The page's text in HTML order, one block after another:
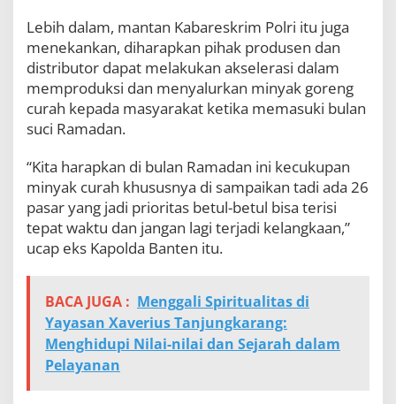
Lebih dalam, mantan Kabareskrim Polri itu juga
menekankan, diharapkan pihak produsen dan
distributor dapat melakukan akselerasi dalam
memproduksi dan menyalurkan minyak goreng
curah kepada masyarakat ketika memasuki bulan
suci Ramadan.
“Kita harapkan di bulan Ramadan ini kecukupan
minyak curah khususnya di sampaikan tadi ada 26
pasar yang jadi prioritas betul-betul bisa terisi
tepat waktu dan jangan lagi terjadi kelangkaan,”
ucap eks Kapolda Banten itu.
BACA JUGA : Menggali Spiritualitas di
Yayasan Xaverius Tanjungkarang:
Menghidupi Nilai-nilai dan Sejarah dalam
Pelayanan